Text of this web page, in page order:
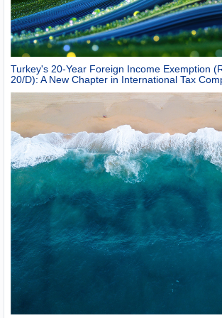
Turkey's 20-Year Foreign Income Exemption
20/D): A New Chapter in International Tax